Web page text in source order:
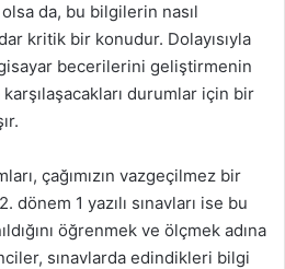
da, bu bilgilerin nasıl
kritik bir konudur. Dolayısıyla
becerilerini geliştirmenin
karşılaşacakları durumlar için bir
çağımızın vazgeçilmez bir
dönem 1 yazılı sınavları ise bu
öğrenmek ve ölçmek adına
sınavlarda edindikleri bilgi